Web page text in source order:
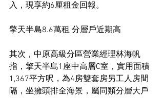
入，現享約6厘租金回報。
擎天半島8.6萬租 分層戶近期高
其次，中原高級分區營業經理林海帆
指，擎天半島1座中高層C室，實用面積
1,367平方呎，為4房雙套房另工人房間
隔，坐擁頭排全海景，屬同類分層大戶